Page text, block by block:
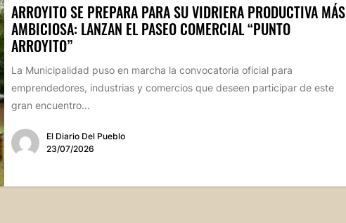
ARROYITO SE PREPARA PARA SU VIDRIERA PRODUCTIVA MÁS
AMBICIOSA: LANZAN EL PASEO COMERCIAL “PUNTO
ARROYITO”
La Municipalidad puso en marcha la convocatoria oficial para
emprendedores, industrias y comercios que deseen participar de este
gran encuentro...
El Diario Del Pueblo
23/07/2026